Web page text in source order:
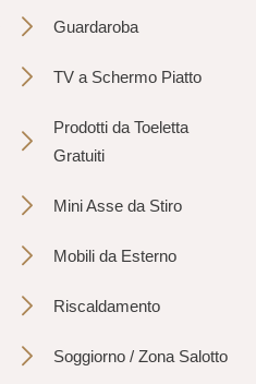
Guardaroba
TV a Schermo Piatto
Prodotti da Toeletta
Gratuiti
Mini Asse da Stiro
Mobili da Esterno
Riscaldamento
Soggiorno / Zona Salotto